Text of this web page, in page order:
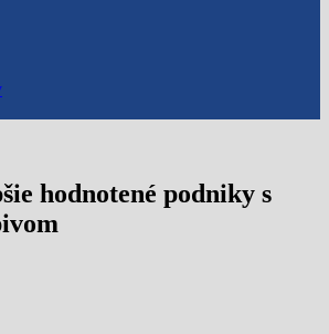
hodnotené podniky s